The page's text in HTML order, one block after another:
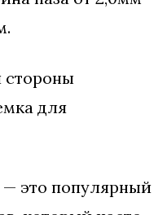
стороны
для
это популярный